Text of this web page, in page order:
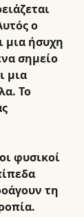
ο
μια ήσυχη
σημείο
μια
Το
φυσικοί
τη